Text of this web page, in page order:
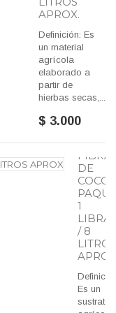
APROX.
Definición: Es
un material
agrícola
elaborado a
partir de
hierbas secas,...
$ 3.000
FIBRA
DE
COCO
1
LIBRA
/ 8
LITROS
APROX
Es un
sustrato